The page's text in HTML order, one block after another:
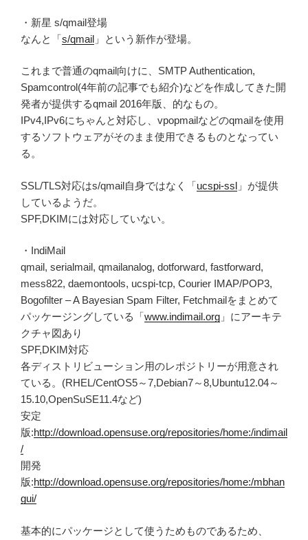
・新星 s/qmail登場
なんと「s/qmail 」という新作が登場。
これまで普通のqmail向けに、SMTP Authentication,
Spamcontrol(4年前の記事でも紹介)などを作成してきた開
発者が提供するqmail 2016年版、的なもの。
IPv4,IPv6にちゃんと対応し、vpopmailなどのqmailを使用
するソフトウェアがそのまま使用できるものとなってい
る。
SSL/TLS対応はs/qmail自身ではなく「ucspi-ssl 」が提供
しているようだ。
SPF,DKIMには対応していない。
・IndiMail
qmail, serialmail, qmailanalog, dotforward, fastforward,
mess822, daemontools, ucspi-tcp, Courier IMAP/POP3,
Bogofilter – A Bayesian Spam Filter, Fetchmailをまとめて
パッケージングしている「www.indimail.org 」にアーキテ
クチャ図あり
SPF,DKIM対応
各ディストリビューション用のレポジトリーが用意され
ている。(RHEL/CentOS5～7,Debian7～8,Ubuntu12.04～
15.10,OpenSuSE11.4など)
安定
版:http://download.opensuse.org/repositories/home:/indimail
/
開発
版:http://download.opensuse.org/repositories/home:/mbhan
gui/
基本的にパッケージとして使うためものであるため、